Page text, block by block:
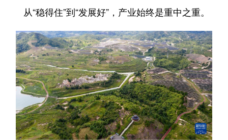
从“稳得住”到“发展好”，产业始终是重中之重。